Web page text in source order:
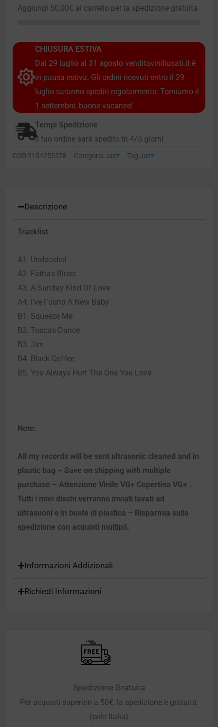
Aggiungi 50,00€ al carrello per la spedizione gratuita
CHIUSURA ESTIVA
Dal 29 luglio al 31 agosto venditaviniliusati.it è
in pausa estiva. Gli ordini ricevuti entro il 29
luglio saranno spediti regolarmente. Torniamo il
1 settembre, buone vacanze!
Tempi Spedizione
Il tuo ordine sarà spedito in 4/5 giorni
COD 2154255578 Categoria Jazz Tag Jazz
Descrizione
Tracklist
A1. Undecided
A2. Fatha’s Blues
A3. A Sunday Kind Of Love
A4. I’ve Found A New Baby
B1. Squeeze Me
B2. Tosca’s Dance
B3. Jim
B4. Black Coffee
B5. You Always Hurt The One You Love
Note:
All my records will be sent ultrasonic cleaned and in
plastic bag – Save on shipping with multiple
purchase – Attenzione Vinile VG+ Copertina VG+ .
Tutti i miei dischi verranno inviati lavati ad
ultrasuoni e in buste di plastica – Risparmia sulla
spedizione con acquisti multipli.
Informazioni Addizionali
Richiedi Informazioni
Spedizione Gratuita
Per acquisti superiori a 50€, la spedizione è gratuita.
(solo Italia)